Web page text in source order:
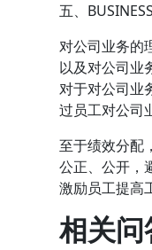
五、
对公司业务的
以及对公司业
对于对公司业
过员工对公司
至于绩效分配
公正、公开，
激励员工提高
相关问